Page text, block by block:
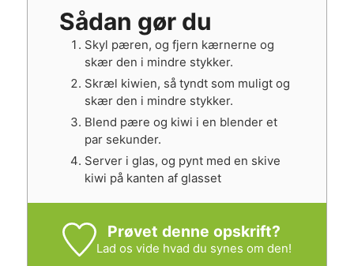
Sådan gør du
Skyl pæren, og fjern kærnerne og
skær den i mindre stykker.
Skræl kiwien, så tyndt som muligt og
skær den i mindre stykker.
Blend pære og kiwi i en blender et
par sekunder.
Server i glas, og pynt med en skive
kiwi på kanten af glasset
Prøvet denne opskrift?
Lad os vide hvad du synes om den!